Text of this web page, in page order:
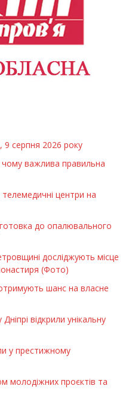
9 серпня 2026 року
чому важлива правильна
центри на
до опалювального
досліджують місце
(Фото)
шанс на власне
відкрили унікальну
у престижному
молодіжних проєктів та